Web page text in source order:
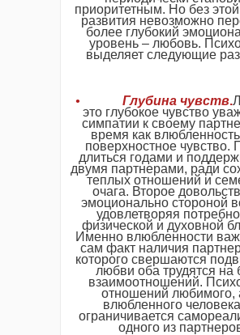
приоритетным. Но без
развития невозможно
более глубокий
уровень – любовь.
выделяет следующие
• Глубина чувств.
это глубокое чувство
симпатии к своему
время как
поверхностное чувство.
длиться годами и
двумя партнерами, ради
теплых отношений и
очага. Второе
эмоционально стороной
удовлетворяя
физической и духовной
Именно влюбленности
сам факт наличия
которого свершаются
любви оба трудятся на
взаимоотношений.
отношений любимого,
влюбленного
ограничивается
одного из